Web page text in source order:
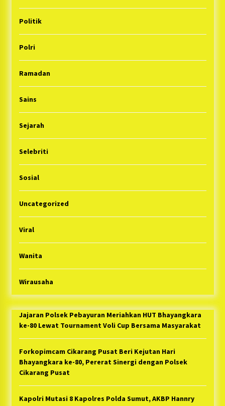
Politik
Polri
Ramadan
Sains
Sejarah
Selebriti
Sosial
Uncategorized
Viral
Wanita
Wirausaha
Jajaran Polsek Pebayuran Meriahkan HUT Bhayangkara
ke-80 Lewat Tournament Voli Cup Bersama Masyarakat
Forkopimcam Cikarang Pusat Beri Kejutan Hari
Bhayangkara ke-80, Pererat Sinergi dengan Polsek
Cikarang Pusat
Kapolri Mutasi 8 Kapolres Polda Sumut, AKBP Hannry